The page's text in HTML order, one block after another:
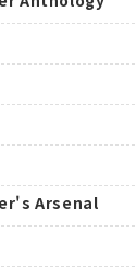
Arsenal